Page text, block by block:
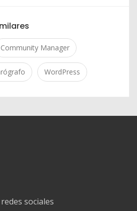
Community Manager
WordPress
sociales